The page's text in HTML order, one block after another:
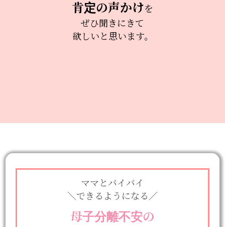
肯定の声かけを
ぜひ聞きにきて
欲しいと思います。
ママとバイバイ
＼できるようになる／
母子分離不安の